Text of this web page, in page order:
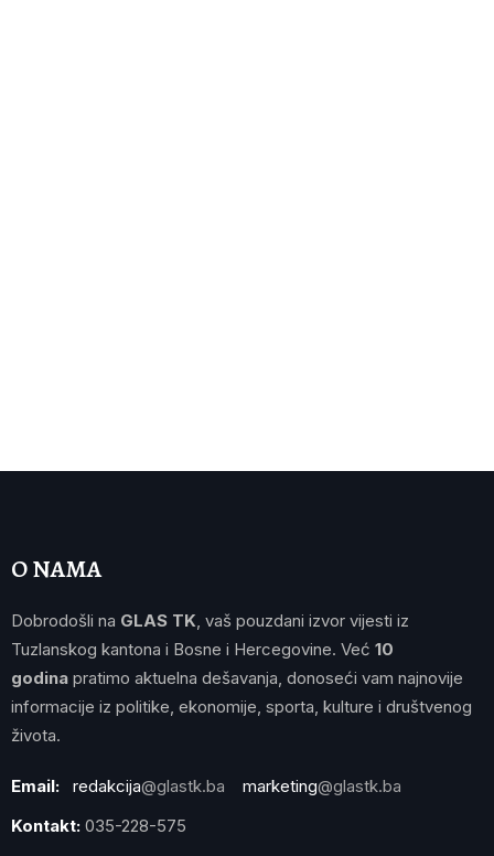
O NAMA
Dobrodošli na GLAS TK , vaš pouzdani izvor vijesti iz
Tuzlanskog kantona i Bosne i Hercegovine. Već 10
godina pratimo aktuelna dešavanja, donoseći vam najnovije
informacije iz politike, ekonomije, sporta, kulture i društvenog
života.
Email: redakcija@glastk.ba marketing@glastk.ba
Kontakt: 035-228-575